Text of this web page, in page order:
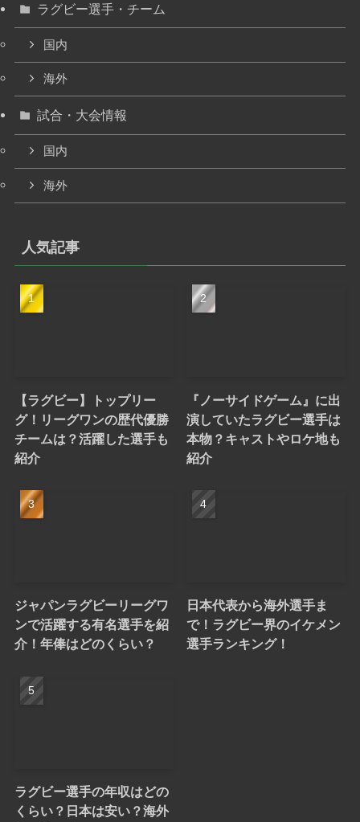
ラグビー選手・チーム
国内
海外
試合・大会情報
国内
海外
人気記事
【ラグビー】トップリー
グ！リーグワンの歴代優勝
チームは？活躍した選手も
紹介
『ノーサイドゲーム』に出
演していたラグビー選手は
本物？キャストやロケ地も
紹介
ジャパンラグビーリーグワ
ンで活躍する有名選手を紹
介！年俸はどのくらい？
日本代表から海外選手ま
で！ラグビー界のイケメン
選手ランキング！
ラグビー選手の年収はどの
くらい？日本は安い？海外